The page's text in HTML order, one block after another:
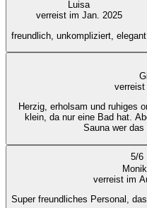
Luisa
verreist im Jan. 2025
freundlich, unkompliziert, elegant
Herzig, erholsam und ruhiges ort, Das einzig das
klein, da nur eine Bad hat.
Sauna wer
5/6
verreist im
Super freundliches Personal,